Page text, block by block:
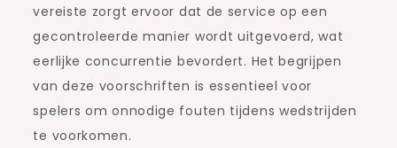
vereiste zorgt ervoor dat de service op een
gecontroleerde manier wordt uitgevoerd, wat
eerlijke concurrentie bevordert. Het begrijpen
van deze voorschriften is essentieel voor
spelers om onnodige fouten tijdens wedstrijden
te voorkomen.